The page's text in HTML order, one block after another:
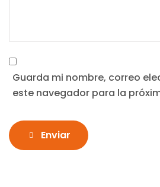
Guarda mi nombre, correo
este navegador para la
Enviar